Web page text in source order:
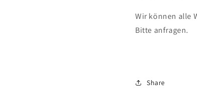
Wir können alle
Bitte anfragen.
Share